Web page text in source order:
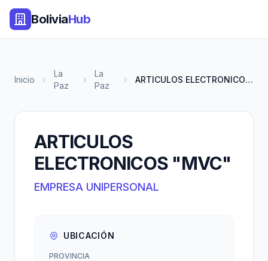
BoliviaHub
Inicio
La
Paz
La
Paz
ARTICULOS ELECTRONICOS "MVC"
ARTICULOS
ELECTRONICOS "MVC"
EMPRESA UNIPERSONAL
UBICACIÓN
PROVINCIA